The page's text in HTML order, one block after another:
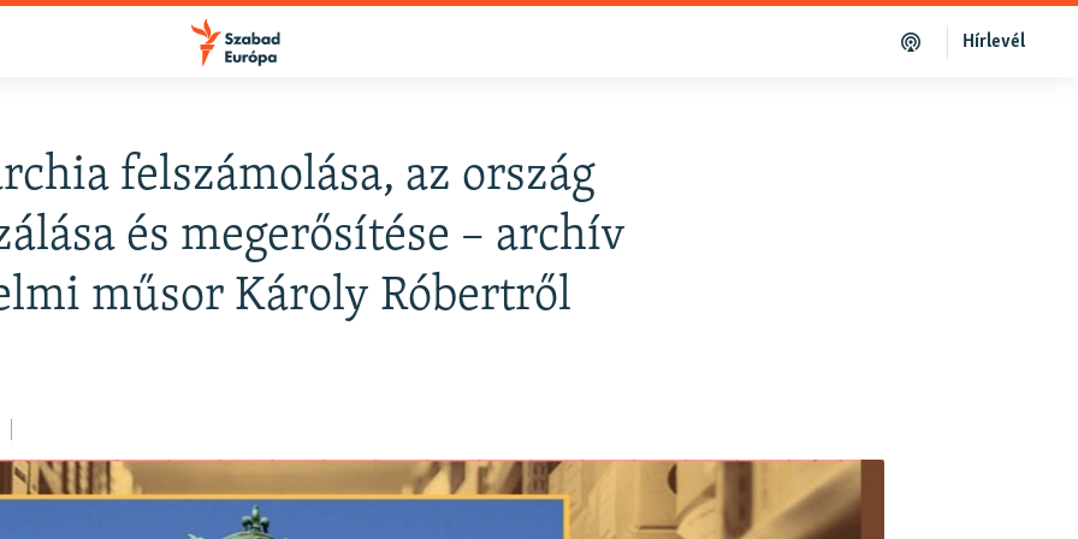
Hírlevél
felszámolása, az ország
és megerősítése – archív
műsor Károly Róbertről
FELIRATKOZÁS
Apple Podcasts